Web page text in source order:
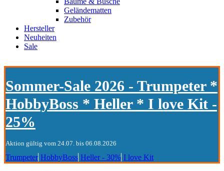
Geländematten
Zubehör
Hersteller
Neuheiten
Sale
Sommer-Sale 2026 - Trumpeter *
HobbyBoss * Heller * I love Kit -
25%
Aktion gültig vom 24.07. bis 06.08.2026
Trumpeter HobbyBoss Heller - 30% I love Kit